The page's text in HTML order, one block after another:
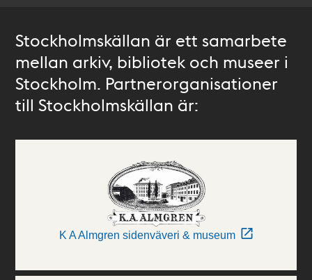
Stockholmskällan är ett samarbete
mellan arkiv, bibliotek och museer i
Stockholm. Partnerorganisationer
till Stockholmskällan är:
K A Almgren sidenväveri & museum